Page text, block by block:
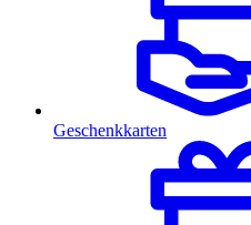
Geschenkkarten